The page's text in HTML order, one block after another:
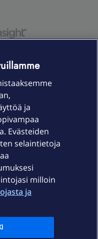
ja
Evästeiden
selaintietoja
milloin
ja